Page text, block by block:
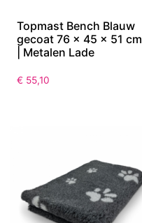
Topmast Bench Blauw
gecoat 76 x 45 x 51 cm
| Metalen Lade
€ 55,10